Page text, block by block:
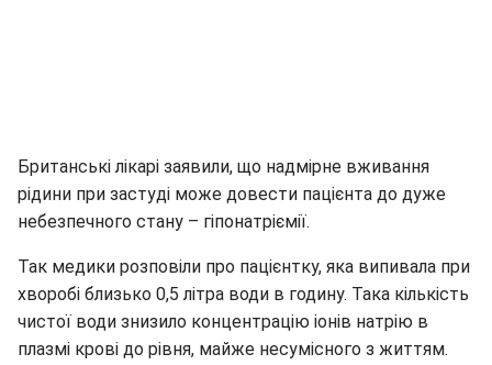
Британські лікарі заявили, що надмірне вживання
рідини при застуді може довести пацієнта до дуже
небезпечного стану – гіпонатріємії.
Так медики розповіли про пацієнтку, яка випивала при
хворобі близько 0,5 літра води в годину. Така кількість
чистої води знизило концентрацію іонів натрію в
плазмі крові до рівня, майже несумісного з життям.